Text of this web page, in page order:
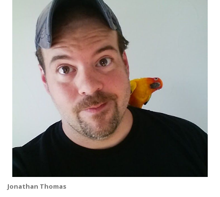
Jonathan Thomas